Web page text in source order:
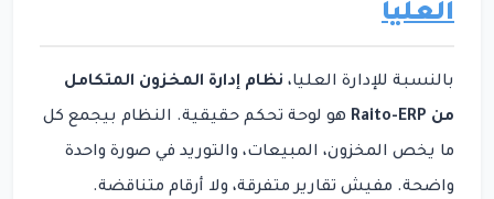
العليا
بالنسبة للإدارة العليا، نظام إدارة المخزون المتكامل
من Raito-ERP
هو لوحة تحكم حقيقية. النظام بيجمع كل
ما يخص المخزون، المبيعات، والتوريد في صورة واحدة
واضحة. مفيش تقارير متفرقة، ولا أرقام متناقضة.